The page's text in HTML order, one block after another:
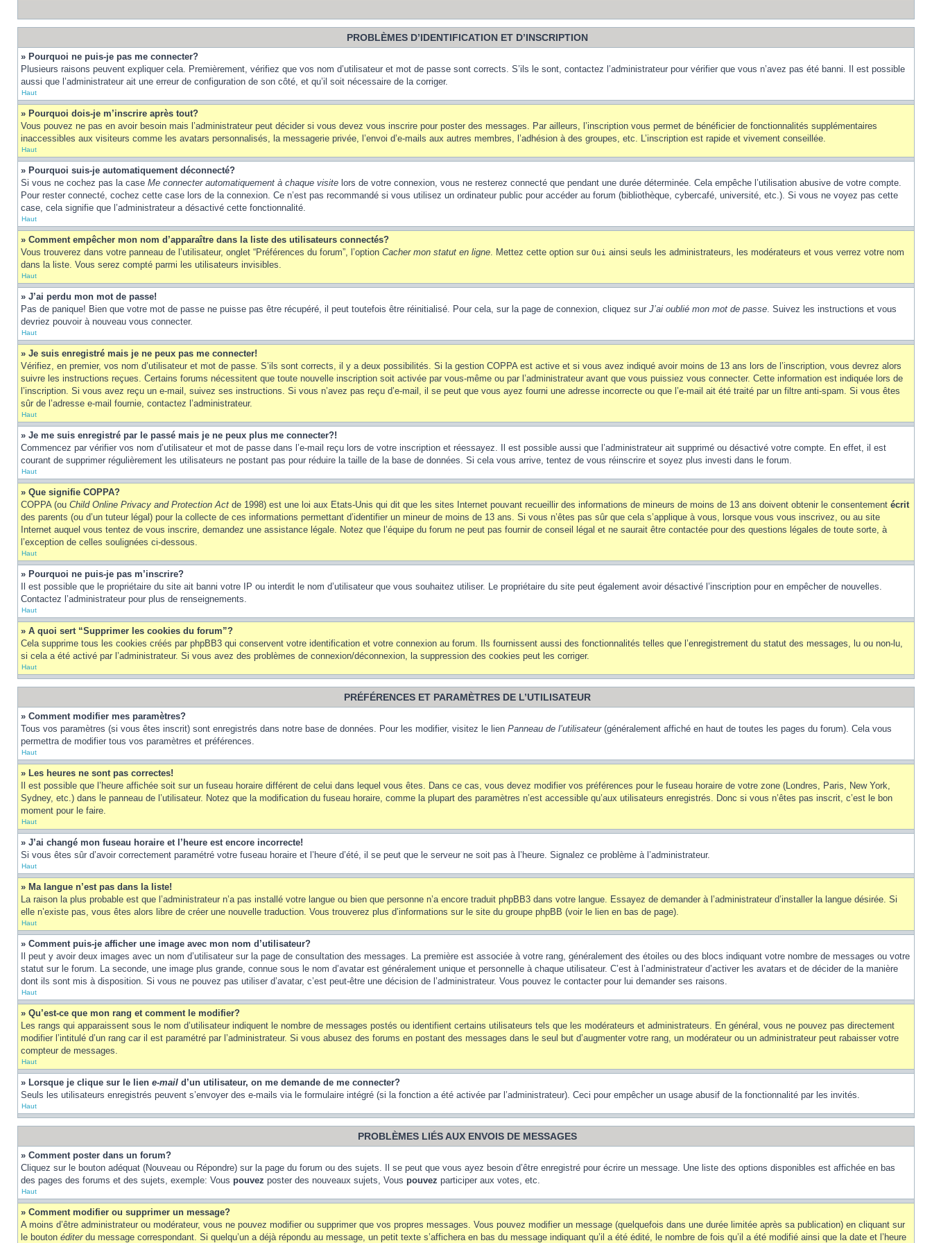
PROBLÈMES D’IDENTIFICATION ET D’INSCRIPTION
» Pourquoi ne puis-je pas me connecter?
Plusieurs raisons peuvent expliquer cela. Premièrement, vérifiez que vos nom d’utilisateur et mot de passe sont corrects. S’ils le sont, contactez l’administrateur pour vérifier que vous n’avez pas été banni. Il est possible
aussi que l’administrateur ait une erreur de configuration de son côté, et qu’il soit nécessaire de la corriger.
Haut
» Pourquoi dois-je m’inscrire après tout?
Vous pouvez ne pas en avoir besoin mais l’administrateur peut décider si vous devez vous inscrire pour poster des messages. Par ailleurs, l’inscription vous permet de bénéficier de fonctionnalités supplémentaires
inaccessibles aux visiteurs comme les avatars personnalisés, la messagerie privée, l’envoi d’e-mails aux autres membres, l’adhésion à des groupes, etc. L’inscription est rapide et vivement conseillée.
Haut
» Pourquoi suis-je automatiquement déconnecté?
Si vous ne cochez pas la case Me connecter automatiquement à chaque visite lors de votre connexion, vous ne resterez connecté que pendant une durée déterminée. Cela empêche l’utilisation abusive de votre compte.
Pour rester connecté, cochez cette case lors de la connexion. Ce n’est pas recommandé si vous utilisez un ordinateur public pour accéder au forum (bibliothèque, cybercafé, université, etc.). Si vous ne voyez pas cette
case, cela signifie que l’administrateur a désactivé cette fonctionnalité.
Haut
» Comment empêcher mon nom d’apparaître dans la liste des utilisateurs connectés?
Vous trouverez dans votre panneau de l’utilisateur, onglet “Préférences du forum”, l’option Cacher mon statut en ligne. Mettez cette option sur Oui ainsi seuls les administrateurs, les modérateurs et vous verrez votre nom
dans la liste. Vous serez compté parmi les utilisateurs invisibles.
Haut
» J’ai perdu mon mot de passe!
Pas de panique! Bien que votre mot de passe ne puisse pas être récupéré, il peut toutefois être réinitialisé. Pour cela, sur la page de connexion, cliquez sur J’ai oublié mon mot de passe. Suivez les instructions et vous
devriez pouvoir à nouveau vous connecter.
Haut
» Je suis enregistré mais je ne peux pas me connecter!
Vérifiez, en premier, vos nom d’utilisateur et mot de passe. S’ils sont corrects, il y a deux possibilités. Si la gestion COPPA est active et si vous avez indiqué avoir moins de 13 ans lors de l’inscription, vous devrez alors
suivre les instructions reçues. Certains forums nécessitent que toute nouvelle inscription soit activée par vous-même ou par l’administrateur avant que vous puissiez vous connecter. Cette information est indiquée lors de
l’inscription. Si vous avez reçu un e-mail, suivez ses instructions. Si vous n’avez pas reçu d’e-mail, il se peut que vous ayez fourni une adresse incorrecte ou que l’e-mail ait été traité par un filtre anti-spam. Si vous êtes
sûr de l’adresse e-mail fournie, contactez l’administrateur.
Haut
» Je me suis enregistré par le passé mais je ne peux plus me connecter?!
Commencez par vérifier vos nom d’utilisateur et mot de passe dans l’e-mail reçu lors de votre inscription et réessayez. Il est possible aussi que l’administrateur ait supprimé ou désactivé votre compte. En effet, il est
courant de supprimer régulièrement les utilisateurs ne postant pas pour réduire la taille de la base de données. Si cela vous arrive, tentez de vous réinscrire et soyez plus investi dans le forum.
Haut
» Que signifie COPPA?
COPPA (ou Child Online Privacy and Protection Act de 1998) est une loi aux Etats-Unis qui dit que les sites Internet pouvant recueillir des informations de mineurs de moins de 13 ans doivent obtenir le consentement écrit
des parents (ou d’un tuteur légal) pour la collecte de ces informations permettant d’identifier un mineur de moins de 13 ans. Si vous n’êtes pas sûr que cela s’applique à vous, lorsque vous vous inscrivez, ou au site
Internet auquel vous tentez de vous inscrire, demandez une assistance légale. Notez que l’équipe du forum ne peut pas fournir de conseil légal et ne saurait être contactée pour des questions légales de toute sorte, à
l’exception de celles soulignées ci-dessous.
Haut
» Pourquoi ne puis-je pas m’inscrire?
Il est possible que le propriétaire du site ait banni votre IP ou interdit le nom d’utilisateur que vous souhaitez utiliser. Le propriétaire du site peut également avoir désactivé l’inscription pour en empêcher de nouvelles.
Contactez l’administrateur pour plus de renseignements.
Haut
» A quoi sert “Supprimer les cookies du forum”?
Cela supprime tous les cookies créés par phpBB3 qui conservent votre identification et votre connexion au forum. Ils fournissent aussi des fonctionnalités telles que l’enregistrement du statut des messages, lu ou non-lu,
si cela a été activé par l’administrateur. Si vous avez des problèmes de connexion/déconnexion, la suppression des cookies peut les corriger.
Haut
PRÉFÉRENCES ET PARAMÈTRES DE L’UTILISATEUR
» Comment modifier mes paramètres?
Tous vos paramètres (si vous êtes inscrit) sont enregistrés dans notre base de données. Pour les modifier, visitez le lien Panneau de l’utilisateur(généralement affiché en haut de toutes les pages du forum). Cela vous
permettra de modifier tous vos paramètres et préférences.
Haut
» Les heures ne sont pas correctes!
Il est possible que l’heure affichée soit sur un fuseau horaire différent de celui dans lequel vous êtes. Dans ce cas, vous devez modifier vos préférences pour le fuseau horaire de votre zone (Londres, Paris, New York,
Sydney, etc.) dans le panneau de l’utilisateur. Notez que la modification du fuseau horaire, comme la plupart des paramètres n’est accessible qu’aux utilisateurs enregistrés. Donc si vous n’êtes pas inscrit, c’est le bon
moment pour le faire.
Haut
» J’ai changé mon fuseau horaire et l’heure est encore incorrecte!
Si vous êtes sûr d’avoir correctement paramétré votre fuseau horaire et l’heure d’été, il se peut que le serveur ne soit pas à l’heure. Signalez ce problème à l’administrateur.
Haut
» Ma langue n’est pas dans la liste!
La raison la plus probable est que l’administrateur n’a pas installé votre langue ou bien que personne n’a encore traduit phpBB3 dans votre langue. Essayez de demander à l’administrateur d’installer la langue désirée. Si
elle n’existe pas, vous êtes alors libre de créer une nouvelle traduction. Vous trouverez plus d’informations sur le site du groupe phpBB (voir le lien en bas de page).
Haut
» Comment puis-je afficher une image avec mon nom d’utilisateur?
Il peut y avoir deux images avec un nom d’utilisateur sur la page de consultation des messages. La première est associée à votre rang, généralement des étoiles ou des blocs indiquant votre nombre de messages ou votre
statut sur le forum. La seconde, une image plus grande, connue sous le nom d’avatar est généralement unique et personnelle à chaque utilisateur. C’est à l’administrateur d’activer les avatars et de décider de la manière
dont ils sont mis à disposition. Si vous ne pouvez pas utiliser d’avatar, c’est peut-être une décision de l’administrateur. Vous pouvez le contacter pour lui demander ses raisons.
Haut
» Qu’est-ce que mon rang et comment le modifier?
Les rangs qui apparaissent sous le nom d’utilisateur indiquent le nombre de messages postés ou identifient certains utilisateurs tels que les modérateurs et administrateurs. En général, vous ne pouvez pas directement
modifier l’intitulé d’un rang car il est paramétré par l’administrateur. Si vous abusez des forums en postant des messages dans le seul but d’augmenter votre rang, un modérateur ou un administrateur peut rabaisser votre
compteur de messages.
Haut
» Lorsque je clique sur le lien e-mail d’un utilisateur, on me demande de me connecter?
Seuls les utilisateurs enregistrés peuvent s’envoyer des e-mails via le formulaire intégré (si la fonction a été activée par l’administrateur). Ceci pour empêcher un usage abusif de la fonctionnalité par les invités.
Haut
PROBLÈMES LIÉS AUX ENVOIS DE MESSAGES
» Comment poster dans un forum?
Cliquez sur le bouton adéquat (Nouveau ou Répondre) sur la page du forum ou des sujets. Il se peut que vous ayez besoin d’être enregistré pour écrire un message. Une liste des options disponibles est affichée en bas
des pages des forums et des sujets, exemple: Vous pouvez poster des nouveaux sujets, Vous pouvez participer aux votes, etc.
Haut
» Comment modifier ou supprimer un message?
A moins d’être administrateur ou modérateur, vous ne pouvez modifier ou supprimer que vos propres messages. Vous pouvez modifier un message (quelquefois dans une durée limitée après sa publication) en cliquant sur
le bouton éditerdu message correspondant. Si quelqu’un a déjà répondu au message, un petit texte s’affichera en bas du message indiquant qu’il a été édité, le nombre de fois qu’il a été modifié ainsi que la date et l’heure